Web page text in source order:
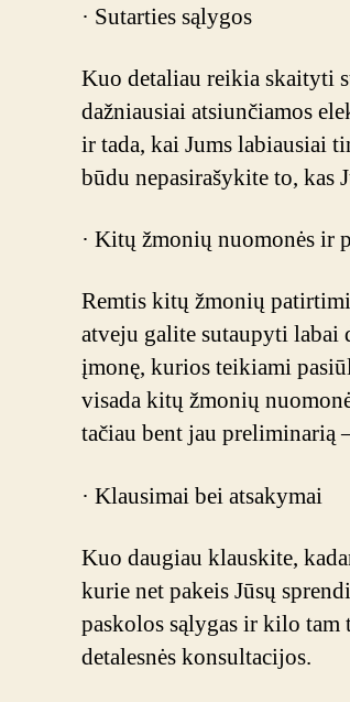
· Sutarties sąlygos
Kuo detaliau reikia skaityti
dažniausiai atsiunčiamos
ir tada, kai Jums labiausiai
būdu nepasirašykite to, kas
· Kitų žmonių nuomonės ir
Remtis kitų žmonių
atveju galite sutaupyti labai
įmonę, kurios teikiami
visada kitų žmonių
tačiau bent jau preliminarią
· Klausimai bei atsakymai
Kuo daugiau klauskite,
kurie net pakeis Jūsų
paskolos sąlygas ir kilo
detalesnės konsultacijos.